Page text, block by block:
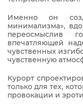
Именно он
минимализма»,
переосмыслив
впечатляющей
чувственных
чувственную
Курорт
только для тех,
провокации и